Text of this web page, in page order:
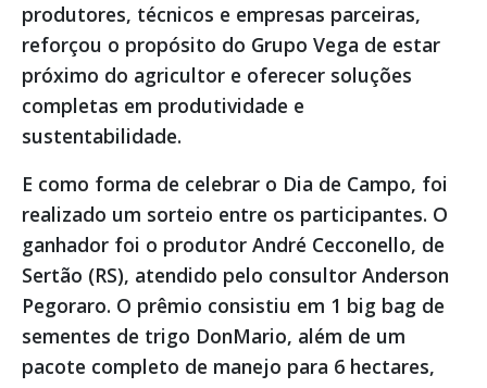
produtores, técnicos e empresas parceiras,
reforçou o propósito do Grupo Vega de estar
próximo do agricultor e oferecer soluções
completas em produtividade e
sustentabilidade.
E como forma de celebrar o Dia de Campo, foi
realizado um sorteio entre os participantes. O
ganhador foi o produtor André Cecconello, de
Sertão (RS), atendido pelo consultor Anderson
Pegoraro. O prêmio consistiu em 1 big bag de
sementes de trigo DonMario, além de um
pacote completo de manejo para 6 hectares,